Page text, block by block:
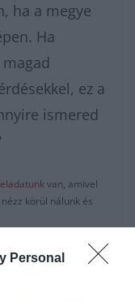
Personal
ha a megye
Ha
ez a
ismered
van, amivel
körül nálunk és